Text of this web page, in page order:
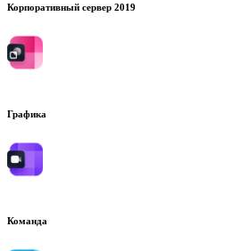
Корпоративный сервер 2019
Графика
Команда